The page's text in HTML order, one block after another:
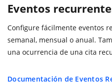
Eventos
Configure fácilmente eventos
semanal, mensual o anual.
una ocurrencia de una cita
Documentación de Eventos